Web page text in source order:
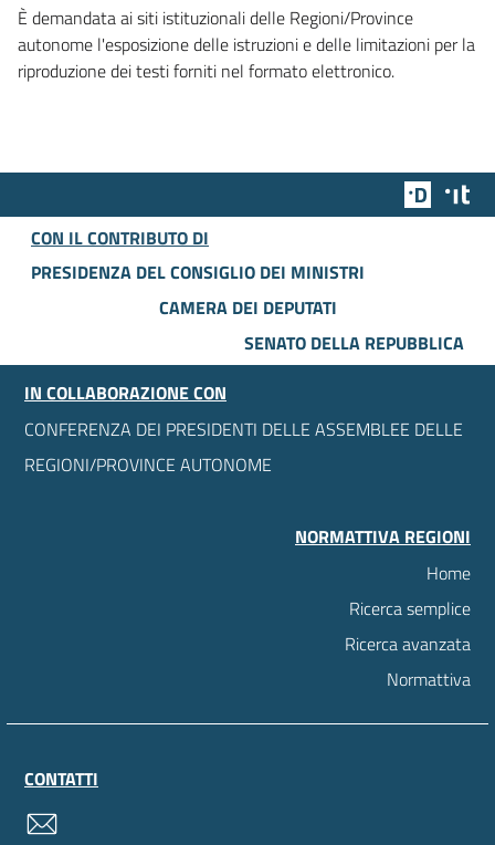
È demandata ai siti istituzionali delle Regioni/Province
autonome l'esposizione delle istruzioni e delle limitazioni per la
riproduzione dei testi forniti nel formato elettronico.
Team
CON IL CONTRIBUTO DI
PRESIDENZA DEL CONSIGLIO DEI MINISTRI
CAMERA DEI DEPUTATI
SENATO DELLA REPUBBLICA
IN COLLABORAZIONE CON
CONFERENZA DEI PRESIDENTI DELLE ASSEMBLEE DELLE
REGIONI/PROVINCE AUTONOME
NORMATTIVA REGIONI
Home
Ricerca semplice
Ricerca avanzata
Normattiva
CONTATTI